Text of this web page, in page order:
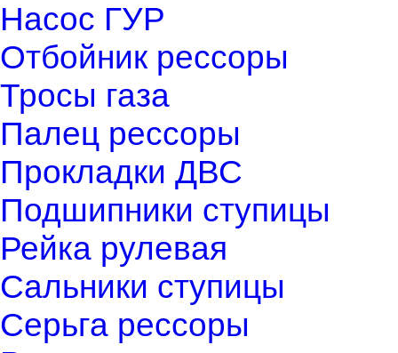
Насос ГУР
Отбойник рессоры
Тросы газа
Палец рессоры
Прокладки ДВС
Подшипники ступицы
Рейка рулевая
Сальники ступицы
Серьга рессоры